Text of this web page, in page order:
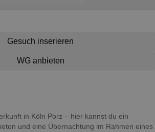
Gesuch inserieren
WG anbieten
in Köln Porz – hier kannst du ein
und eine Übernachtung im Rahmen eines